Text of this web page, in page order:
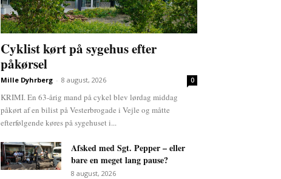
Cyklist kørt på sygehus efter
påkørsel
Mille Dyhrberg - 8 august, 2026 0
KRIMI. En 63-årig mand på cykel blev lørdag middag
påkørt af en bilist på Vesterbrogade i Vejle og måtte
efterfølgende køres på sygehuset i...
Afsked med Sgt. Pepper – eller
bare en meget lang pause?
8 august, 2026